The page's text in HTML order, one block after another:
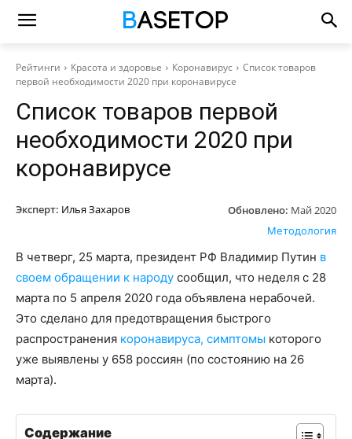
Рейтинги Красота и здоровье Коронавирус
Список товаров
первой необходимости 2020 при коронавирусе
Список товаров первой
необходимости 2020 при
коронавирусе
Эксперт: Илья Захаров Обновлено: Май 2020
Методология
В четверг, 25 марта, президент РФ Владимир Путин в
своем обращении к народу сообщил, что неделя с 28
марта по 5 апреля 2020 года объявлена нерабочей.
Это сделано для предотвращения быстрого
распространения коронавируса, симптомы которого
уже выявлены у 658 россиян (по состоянию на 26
марта).
Содержание